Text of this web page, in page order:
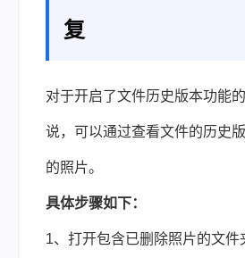
复
对于开启了文件历史版本功能
说，可以通过查看文件的历史
的照片。
具体步骤如下：
1、打开包含已删除照片的文件